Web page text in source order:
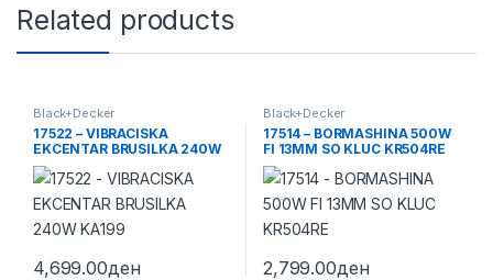
Related products
Black+Decker
17522 – VIBRACISKA
EKCENTAR BRUSILKA 240W
KA199
4,699.00ден
Black+Decker
17514 – BORMASHINA 500W
FI 13MM SO KLUC KR504RE
2,799.00ден